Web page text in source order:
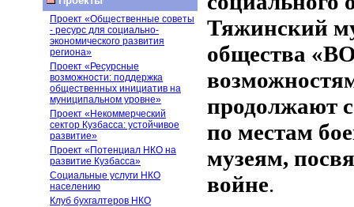
Проект «Общественные советы
- ресурс для социально-
экономического развития
региона»
Проект «Ресурсные
возможности: поддержка
общественных инициатив на
муниципальном уровне»
Проект «Некоммерческий
сектор Кузбасса: устойчивое
развитие»
Проект «Потенциал НКО на
развитие Кузбасса»
Социальные услуги НКО
населению
Клуб бухгалтеров НКО
Тяжинский
общества
продолжают
по местам
музеям,
войне.